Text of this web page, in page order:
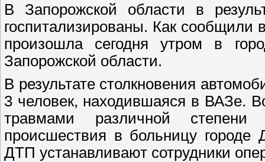
В Запорожской области в
госпитализированы. Как
произошла сегодня утром в
Запорожской области.
В результате столкновения
3 человек, находившаяся в ВАЗе.
травмами различной степени
происшествия в больницу городе
ДТП устанавливают сотрудники